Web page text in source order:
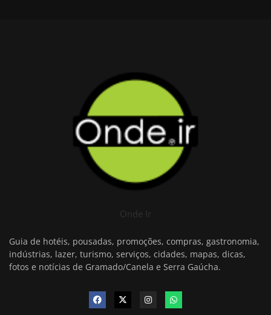
Onde Ir
Guia de hotéis, pousadas, promoções, compras, gastronomia,
indústrias, lazer, turismo, serviços, cidades, mapas, dicas,
fotos e notícias de Gramado/Canela e Serra Gaúcha.